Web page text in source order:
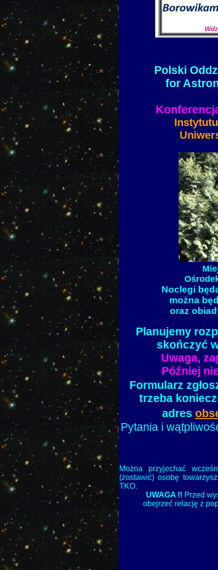
Polski
for
Noclegi
można
oraz
Planujemy
skończyć
Uwaga,
Później
Formularz
trzeba
adres
Pytania i
Można przyjechać
(zostawić) osobę
TKO.
UWAGA !! Przed
obejrzeć relację z